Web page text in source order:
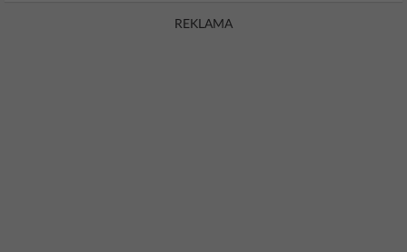
REKLAMA